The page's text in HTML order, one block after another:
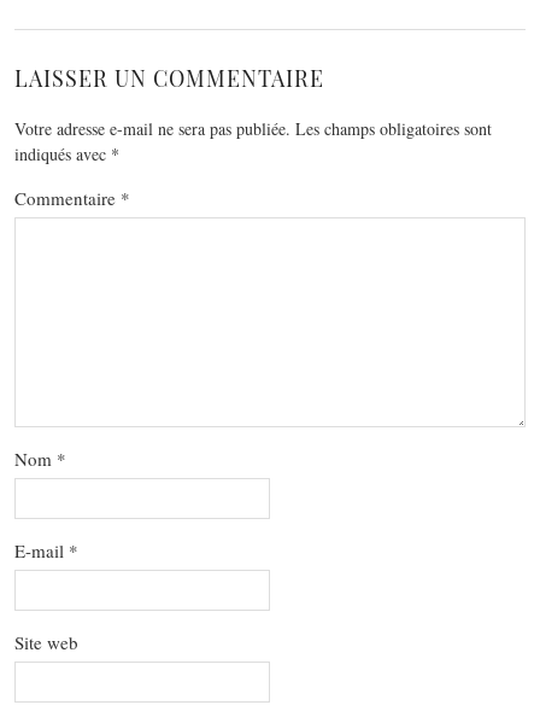
LAISSER UN COMMENTAIRE
Votre adresse e-mail ne sera pas publiée. Les champs obligatoires sont
indiqués avec *
Commentaire *
Nom *
E-mail *
Site web